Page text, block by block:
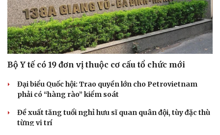
Bộ Y tế có 19 đơn vị thuộc cơ cấu tổ chức mới
Đại biểu Quốc hội: Trao quyền lớn cho Petrovietnam
phải có “hàng rào” kiểm soát
Đề xuất tăng tuổi nghỉ hưu sĩ quan quân đội, tùy đặc thù
từng vị trí